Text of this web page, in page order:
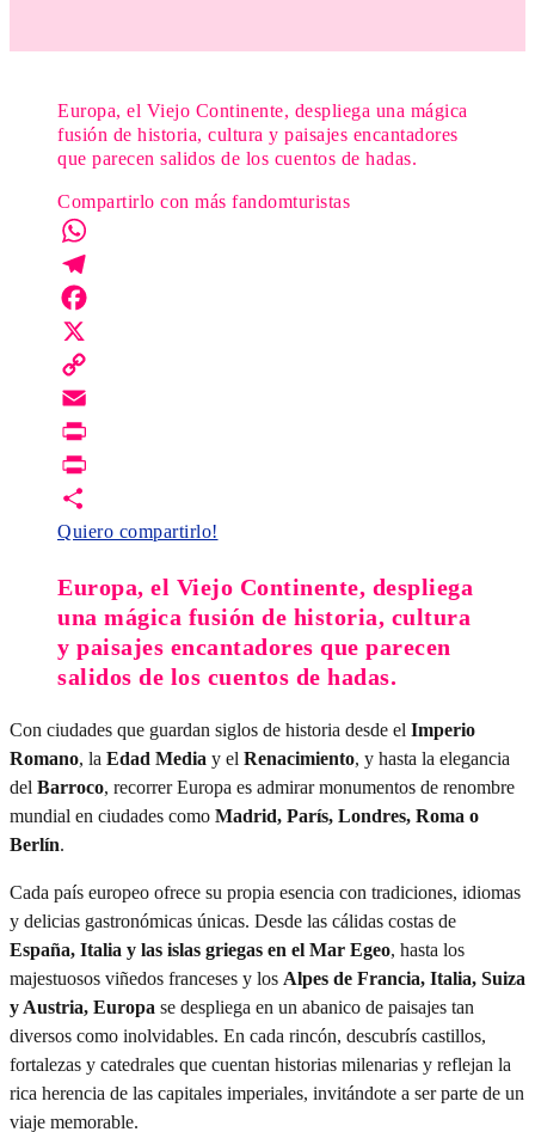
Europa, el Viejo Continente, despliega una mágica
fusión de historia, cultura y paisajes encantadores
que parecen salidos de los cuentos de hadas.
Compartirlo con más fandomturistas
WhatsApp
Telegram
Facebook
X
Copy
Link
Email
Print
PrintFriendly
Quiero compartirlo!
Europa, el Viejo Continente, despliega
una mágica fusión de historia, cultura
y paisajes encantadores que parecen
salidos de los cuentos de hadas.
Con ciudades que guardan siglos de historia desde el Imperio
Romano, la Edad Media y el Renacimiento, y hasta la elegancia
del Barroco, recorrer Europa es admirar monumentos de renombre
mundial en ciudades como Madrid, París, Londres, Roma o
Berlín.
Cada país europeo ofrece su propia esencia con tradiciones, idiomas
y delicias gastronómicas únicas. Desde las cálidas costas de
España, Italia y las islas griegas en el Mar Egeo, hasta los
majestuosos viñedos franceses y los Alpes de Francia, Italia, Suiza
y Austria, Europa se despliega en un abanico de paisajes tan
diversos como inolvidables. En cada rincón, descubrís castillos,
fortalezas y catedrales que cuentan historias milenarias y reflejan la
rica herencia de las capitales imperiales, invitándote a ser parte de un
viaje memorable.